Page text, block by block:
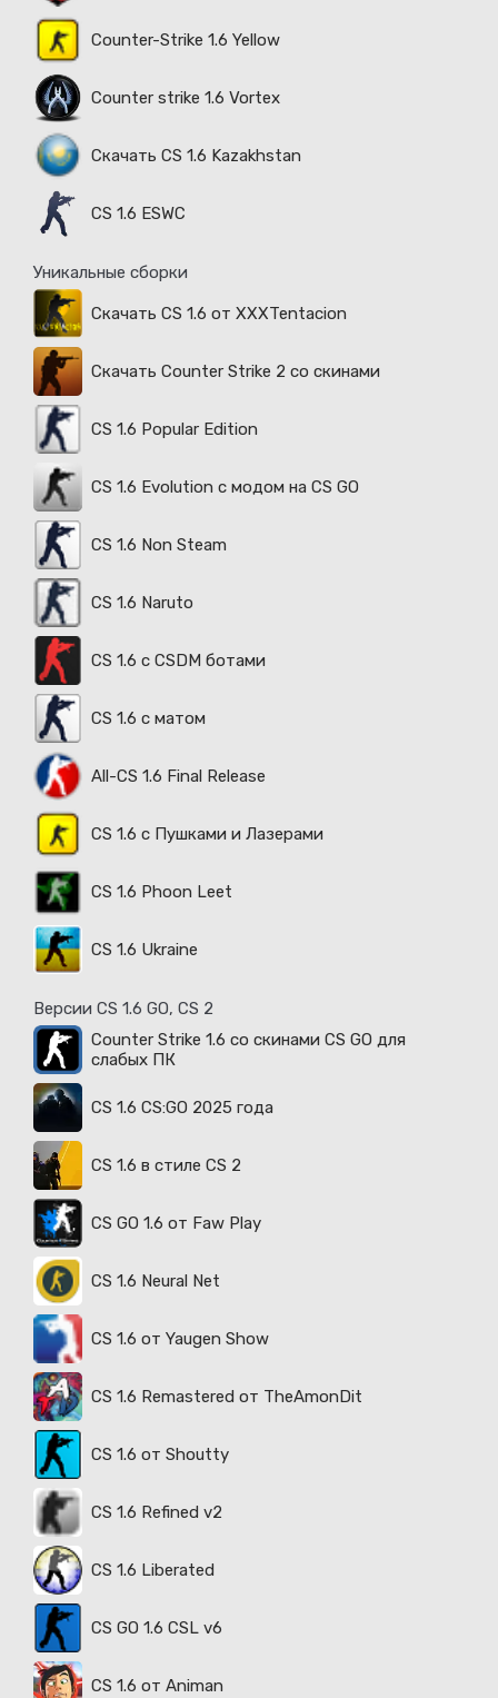
Counter-Strike 1.6 Yellow
Counter strike 1.6 Vortex
Скачать CS 1.6 Kazakhstan
CS 1.6 ESWC
Уникальные сборки
Скачать CS 1.6 от XXXTentacion
Скачать Counter Strike 2 со скинами
CS 1.6 Popular Edition
CS 1.6 Evolution с модом на CS GO
CS 1.6 Non Steam
CS 1.6 Naruto
CS 1.6 с CSDM ботами
CS 1.6 с матом
All-CS 1.6 Final Release
CS 1.6 с Пушками и Лазерами
CS 1.6 Phoon Leet
CS 1.6 Ukraine
Версии CS 1.6 GO, CS 2
Counter Strike 1.6 со скинами CS GO для
слабых ПК
CS 1.6 CS:GO 2025 года
CS 1.6 в стиле CS 2
CS GO 1.6 от Faw Play
CS 1.6 Neural Net
CS 1.6 от Yaugen Show
CS 1.6 Remastered от TheAmonDit
CS 1.6 от Shoutty
CS 1.6 Refined v2
CS 1.6 Liberated
CS GO 1.6 CSL v6
CS 1.6 от Animan